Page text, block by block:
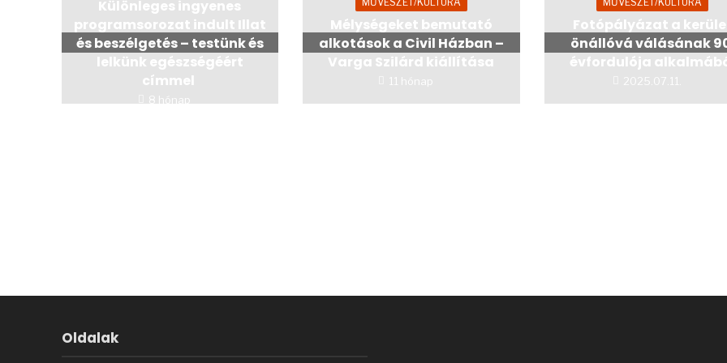
Különleges ingyenes
programsorozat indult Illat
és beszélgetés – testünk és
lelkünk egészségéért
címmel
8 hónap
Mélységeket bemutató
alkotások a Civil Házban –
Varga Szilárd kiállítása
11 hónap
Fotópályázat a
önállóvá válásának
évfordulója
2025.07.11.
Oldalak